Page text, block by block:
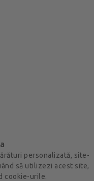
personalizată, site-
să utilizezi acest site,
cookie-urile.